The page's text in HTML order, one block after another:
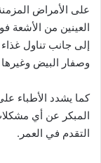
على الأمراض
العينين من الأشعة
إلى جانب تناول
وصفار البيض وغيرها
كما يشدد الأطباء
المبكر عن أي
التقدم في العمر.